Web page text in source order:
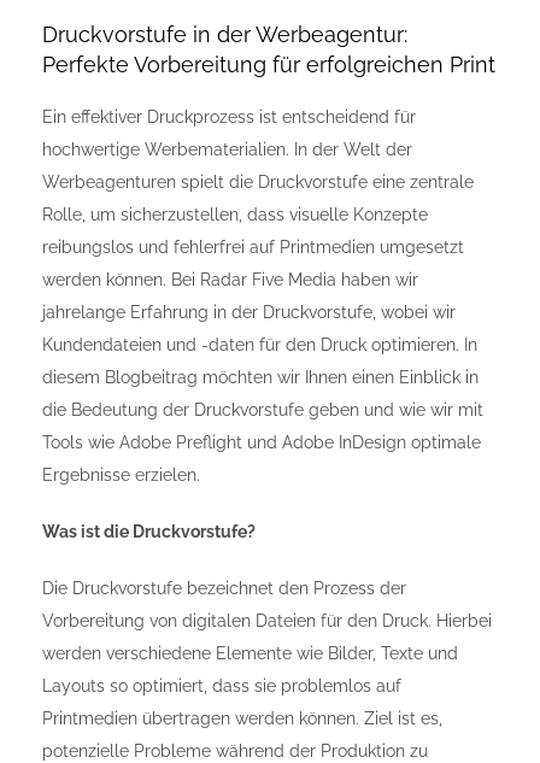
Druckvorstufe in der Werbeagentur:
Perfekte Vorbereitung für erfolgreichen Print
Ein effektiver Druckprozess ist entscheidend für
hochwertige Werbematerialien. In der Welt der
Werbeagenturen spielt die Druckvorstufe eine zentrale
Rolle, um sicherzustellen, dass visuelle Konzepte
reibungslos und fehlerfrei auf Printmedien umgesetzt
werden können. Bei Radar Five Media haben wir
jahrelange Erfahrung in der Druckvorstufe, wobei wir
Kundendateien und -daten für den Druck optimieren. In
diesem Blogbeitrag möchten wir Ihnen einen Einblick in
die Bedeutung der Druckvorstufe geben und wie wir mit
Tools wie Adobe Preflight und Adobe InDesign optimale
Ergebnisse erzielen.
Was ist die Druckvorstufe?
Die Druckvorstufe bezeichnet den Prozess der
Vorbereitung von digitalen Dateien für den Druck. Hierbei
werden verschiedene Elemente wie Bilder, Texte und
Layouts so optimiert, dass sie problemlos auf
Printmedien übertragen werden können. Ziel ist es,
potenzielle Probleme während der Produktion zu